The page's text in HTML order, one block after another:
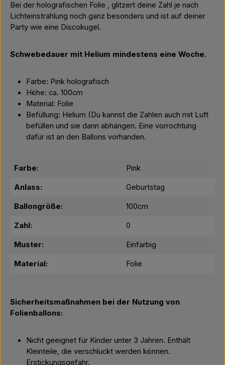
Bei der holografischen Folie , glitzert deine Zahl je nach
Lichteinstrahlung noch ganz besonders und ist auf deiner
Party wie eine Discokugel.
Schwebedauer mit Helium mindestens eine Woche.
Farbe: Pink holografisch
Höhe: ca. 100cm
Material: Folie
Befüllung: Helium (Du kannst die Zahlen auch mit Luft
befüllen und sie dann abhängen. Eine vorrochtung
dafür ist an den Ballons vorhanden.
Farbe: Pink
Anlass: Geburtstag
Ballongröße: 100cm
Zahl: 0
Muster: Einfarbig
Material: Folie
Sicherheitsmaßnahmen bei der Nutzung von
Folienballons:
Nicht geeignet für Kinder unter 3 Jahren. Enthält
Kleinteile, die verschluckt werden können.
Erstickungsgefahr.